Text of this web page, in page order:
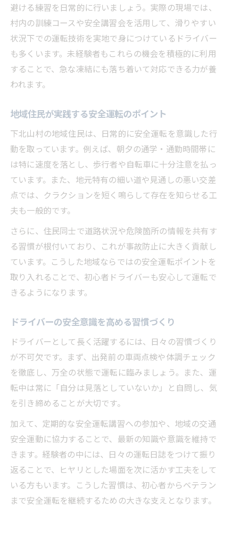
避ける練習を日常的に行いましょう。実際の現場では、
村内の訓練コースや安全講習会を活用して、滑りやすい
状況下での運転技術を実地で身につけているドライバー
も多くいます。未経験者もこれらの機会を積極的に利用
することで、急な凍結にも落ち着いて対応できる力が養
われます。
地域住民が実践する安全運転のポイント
下北山村の地域住民は、日常的に安全運転を意識した行
動を取っています。例えば、朝夕の通学・通勤時間帯に
は特に速度を落とし、歩行者や自転車に十分注意を払っ
ています。また、地元特有の細い道や見通しの悪い交差
点では、クラクションを短く鳴らして存在を知らせる工
夫も一般的です。
さらに、住民同士で道路状況や危険箇所の情報を共有す
る習慣が根付いており、これが事故防止に大きく貢献し
ています。こうした地域ならではの安全運転ポイントを
取り入れることで、初心者ドライバーも安心して運転で
きるようになります。
ドライバーの安全意識を高める習慣づくり
ドライバーとして長く活躍するには、日々の習慣づくり
が不可欠です。まず、出発前の車両点検や体調チェック
を徹底し、万全の状態で運転に臨みましょう。また、運
転中は常に「自分は見落としていないか」と自問し、気
を引き締めることが大切です。
加えて、定期的な安全運転講習への参加や、地域の交通
安全運動に協力することで、最新の知識や意識を維持で
きます。経験者の中には、日々の運転日誌をつけて振り
返ることで、ヒヤリとした場面を次に活かす工夫をして
いる方もいます。こうした習慣は、初心者からベテラン
まで安全運転を継続するための大きな支えとなります。